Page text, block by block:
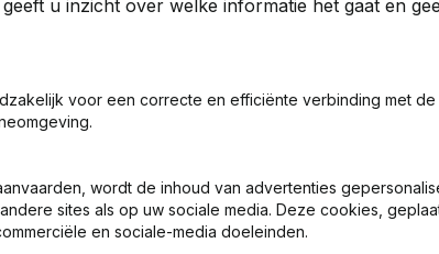
geeft u inzicht over welke informatie het gaat en
voor een correcte en efficiënte verbinding met de
wordt de inhoud van advertenties
sites als op uw sociale media. Deze cookies,
en sociale-media doeleinden.